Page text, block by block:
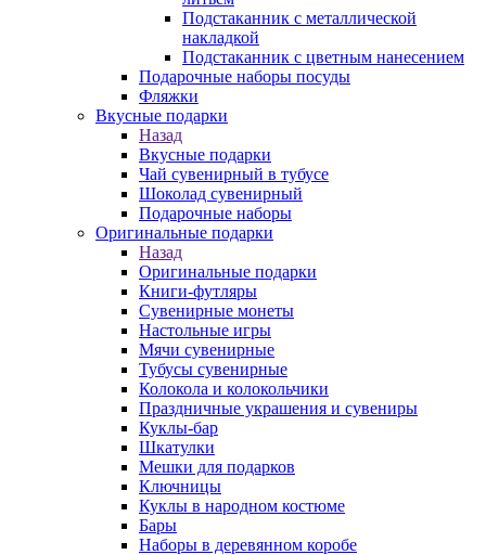
Подстаканник с металлической
накладкой
Подстаканник с цветным нанесением
Подарочные наборы посуды
Фляжки
Вкусные подарки
Назад
Вкусные подарки
Чай сувенирный в тубусе
Шоколад сувенирный
Подарочные наборы
Оригинальные подарки
Назад
Оригинальные подарки
Книги-футляры
Сувенирные монеты
Настольные игры
Мячи сувенирные
Тубусы сувенирные
Колокола и колокольчики
Праздничные украшения и сувениры
Куклы-бар
Шкатулки
Мешки для подарков
Ключницы
Куклы в народном костюме
Бары
Наборы в деревянном коробе